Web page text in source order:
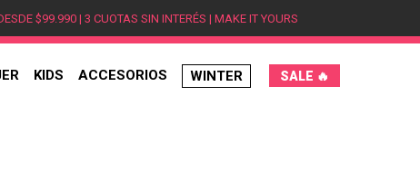
$99.990 | 3 CUOTAS SIN INTERÉS | MAKE IT YOURS
KIDS ACCESORIOS WINTER SALE 🔥